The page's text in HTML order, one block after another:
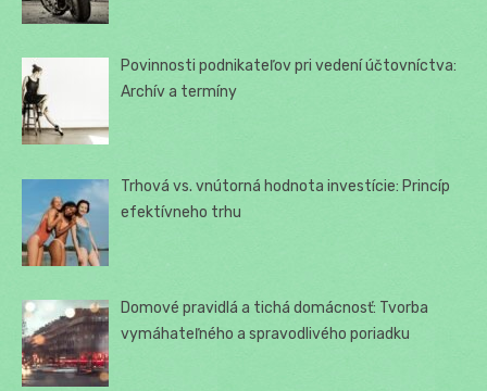
Povinnosti podnikateľov pri vedení účtovníctva:
Archív a termíny
Trhová vs. vnútorná hodnota investície: Princíp
efektívneho trhu
Domové pravidlá a tichá domácnosť: Tvorba
vymáhateľného a spravodlivého poriadku